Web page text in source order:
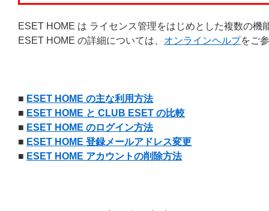
ESET HOME は ライセンス管理をはじめとした複数の機
ESET HOME の詳細については、 オンラインヘルプをご
■ ESET HOME の主な利用方法
■ ESET HOME と CLUB ESET の比較
■ ESET HOME のログイン方法
■ ESET HOME 登録メールアドレス変更
■ ESET HOME アカウントの削除方法